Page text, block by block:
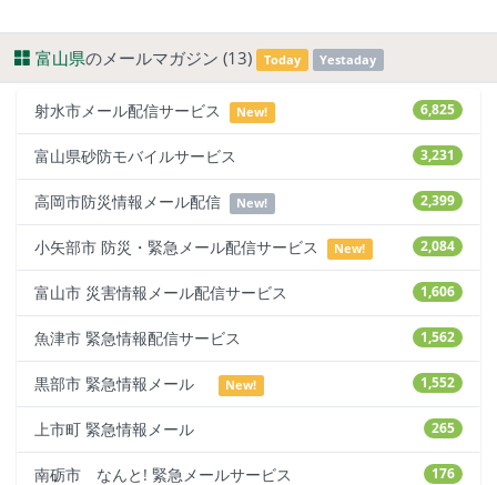
富山県のメールマガジン (13) Today Yestaday
6,825
射水市メール配信サービス New!
3,231
富山県砂防モバイルサービス
2,399
高岡市防災情報メール配信 New!
2,084
小矢部市 防災・緊急メール配信サービス New!
1,606
富山市 災害情報メール配信サービス
1,562
魚津市 緊急情報配信サービス
1,552
黒部市 緊急情報メール New!
265
上市町 緊急情報メール
176
南砺市 なんと! 緊急メールサービス